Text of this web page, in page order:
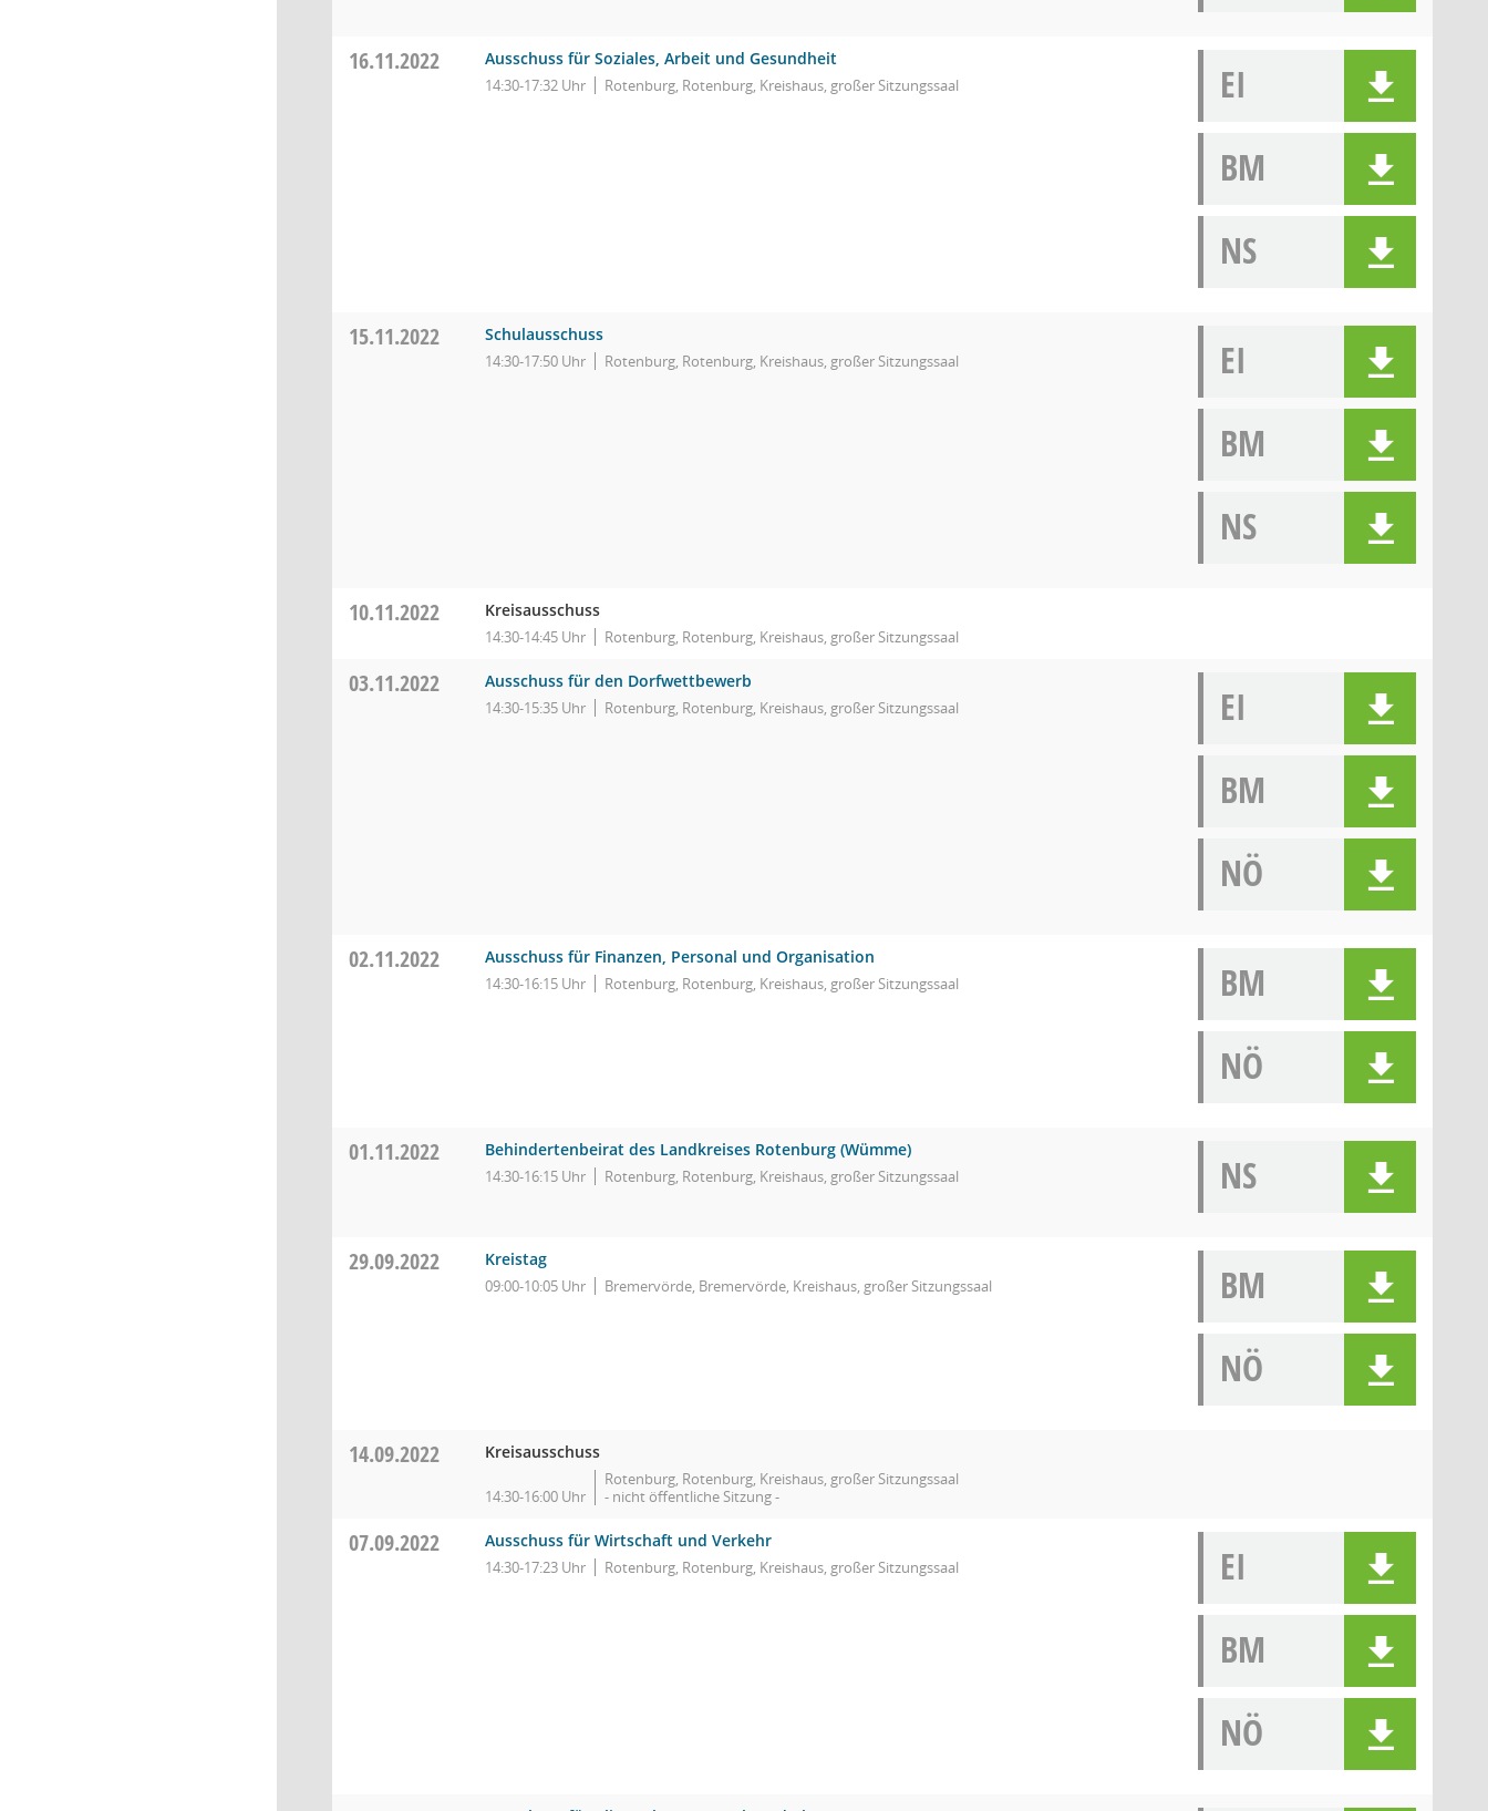
16.11.2022 Ausschuss für Soziales, Arbeit und Gesundheit
14:30-17:32 Uhr Rotenburg, Rotenburg, Kreishaus, großer Sitzungssaal
EI
BM
NS
15.11.2022 Schulausschuss
14:30-17:50 Uhr Rotenburg, Rotenburg, Kreishaus, großer Sitzungssaal
EI
BM
NS
10.11.2022 Kreisausschuss
14:30-14:45 Uhr Rotenburg, Rotenburg, Kreishaus, großer Sitzungssaal
03.11.2022 Ausschuss für den Dorfwettbewerb
14:30-15:35 Uhr Rotenburg, Rotenburg, Kreishaus, großer Sitzungssaal
EI
BM
NÖ
02.11.2022 Ausschuss für Finanzen, Personal und Organisation
14:30-16:15 Uhr Rotenburg, Rotenburg, Kreishaus, großer Sitzungssaal
BM
NÖ
01.11.2022 Behindertenbeirat des Landkreises Rotenburg (Wümme)
14:30-16:15 Uhr Rotenburg, Rotenburg, Kreishaus, großer Sitzungssaal NS
29.09.2022 Kreistag
09:00-10:05 Uhr Bremervörde, Bremervörde, Kreishaus, großer Sitzungssaal
BM
NÖ
14.09.2022 Kreisausschuss
14:30-16:00 Uhr
Rotenburg, Rotenburg, Kreishaus, großer Sitzungssaal
- nicht öffentliche Sitzung -
07.09.2022 Ausschuss für Wirtschaft und Verkehr
14:30-17:23 Uhr Rotenburg, Rotenburg, Kreishaus, großer Sitzungssaal
EI
BM
NÖ